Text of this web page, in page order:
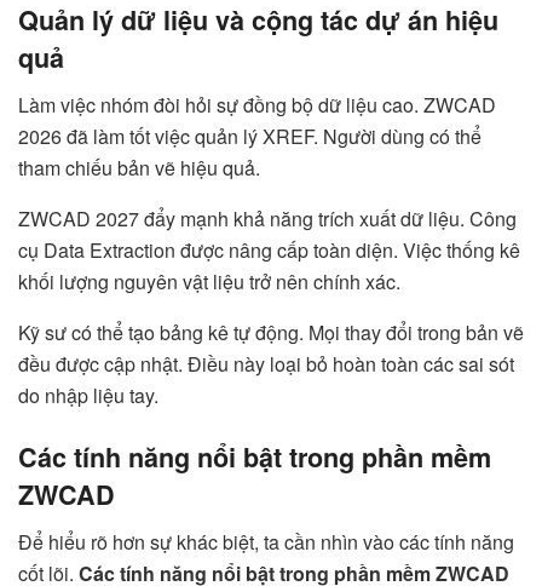
Quản lý dữ liệu và cộng tác dự án hiệu
quả
Làm việc nhóm đòi hỏi sự đồng bộ dữ liệu cao. ZWCAD
2026 đã làm tốt việc quản lý XREF. Người dùng có thể
tham chiếu bản vẽ hiệu quả.
ZWCAD 2027 đẩy mạnh khả năng trích xuất dữ liệu. Công
cụ Data Extraction được nâng cấp toàn diện. Việc thống kê
khối lượng nguyên vật liệu trở nên chính xác.
Kỹ sư có thể tạo bảng kê tự động. Mọi thay đổi trong bản vẽ
đều được cập nhật. Điều này loại bỏ hoàn toàn các sai sót
do nhập liệu tay.
Các tính năng nổi bật trong phần mềm
ZWCAD
Để hiểu rõ hơn sự khác biệt, ta cần nhìn vào các tính năng
cốt lõi. Các tính năng nổi bật trong phần mềm ZWCAD